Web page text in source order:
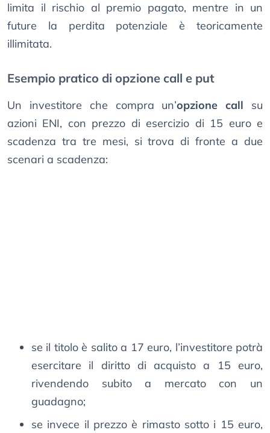
limita il rischio al premio pagato, mentre in un
future la perdita potenziale è teoricamente
illimitata.
Esempio pratico di opzione call e put
Un investitore che compra un’opzione call su
azioni ENI, con prezzo di esercizio di 15 euro e
scadenza tra tre mesi, si trova di fronte a due
scenari a scadenza:
se il titolo è salito a 17 euro, l’investitore potrà
esercitare il diritto di acquisto a 15 euro,
rivendendo subito a mercato con un
guadagno;
se invece il prezzo è rimasto sotto i 15 euro,